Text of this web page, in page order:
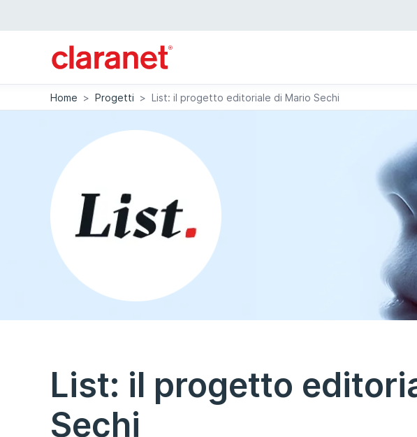
Home > Progetti > List: il progetto editoriale di Mario Sechi
List: il progetto
Sechi